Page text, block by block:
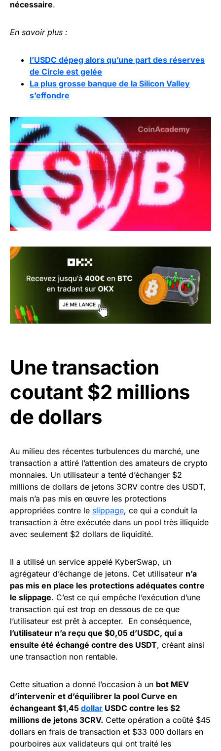
nécessaire.
En savoir plus :
l’USDC dépeg alors qu’une part des réserves
de Circle est gelée
La plus grosse banque de la Silicon Valley
s’effondre
Une transaction
coutant $2 millions
de dollars
Au milieu des récentes turbulences du marché, une
transaction a attiré l’attention des amateurs de crypto
monnaies. Un utilisateur a tenté d’échanger $2
millions de dollars de jetons 3CRV contre des USDT,
mais n’a pas mis en œuvre les protections
appropriées contre le slippage, ce qui a conduit la
transaction à être exécutée dans un pool très illiquide
avec seulement $2 dollars de liquidité.
Il a utilisé un service appelé KyberSwap, un
agrégateur d’échange de jetons. Cet utilisateur n’a
pas mis en place les protections adéquates contre
le slippage. C’est ce qui empêche l’exécution d’une
transaction qui est trop en dessous de ce que
l’utilisateur est prêt à accepter. En conséquence,
l’utilisateur n’a reçu que $0,05 d’USDC, qui a
ensuite été échangé contre des USDT, créant ainsi
une transaction non rentable.
Cette situation a donné l’occasion à un bot MEV
d’intervenir et d’équilibrer la pool Curve en
échangeant $1,45 dollar USDC contre les $2
millions de jetons 3CRV. Cette opération a coûté $45
dollars en frais de transaction et $33 000 dollars en
pourboires aux validateurs qui ont traité les